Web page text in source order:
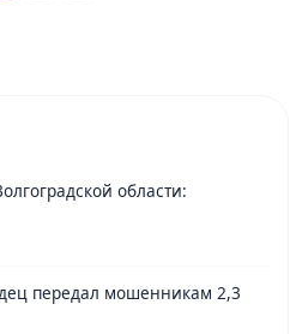
области:
передал мошенникам 2,3